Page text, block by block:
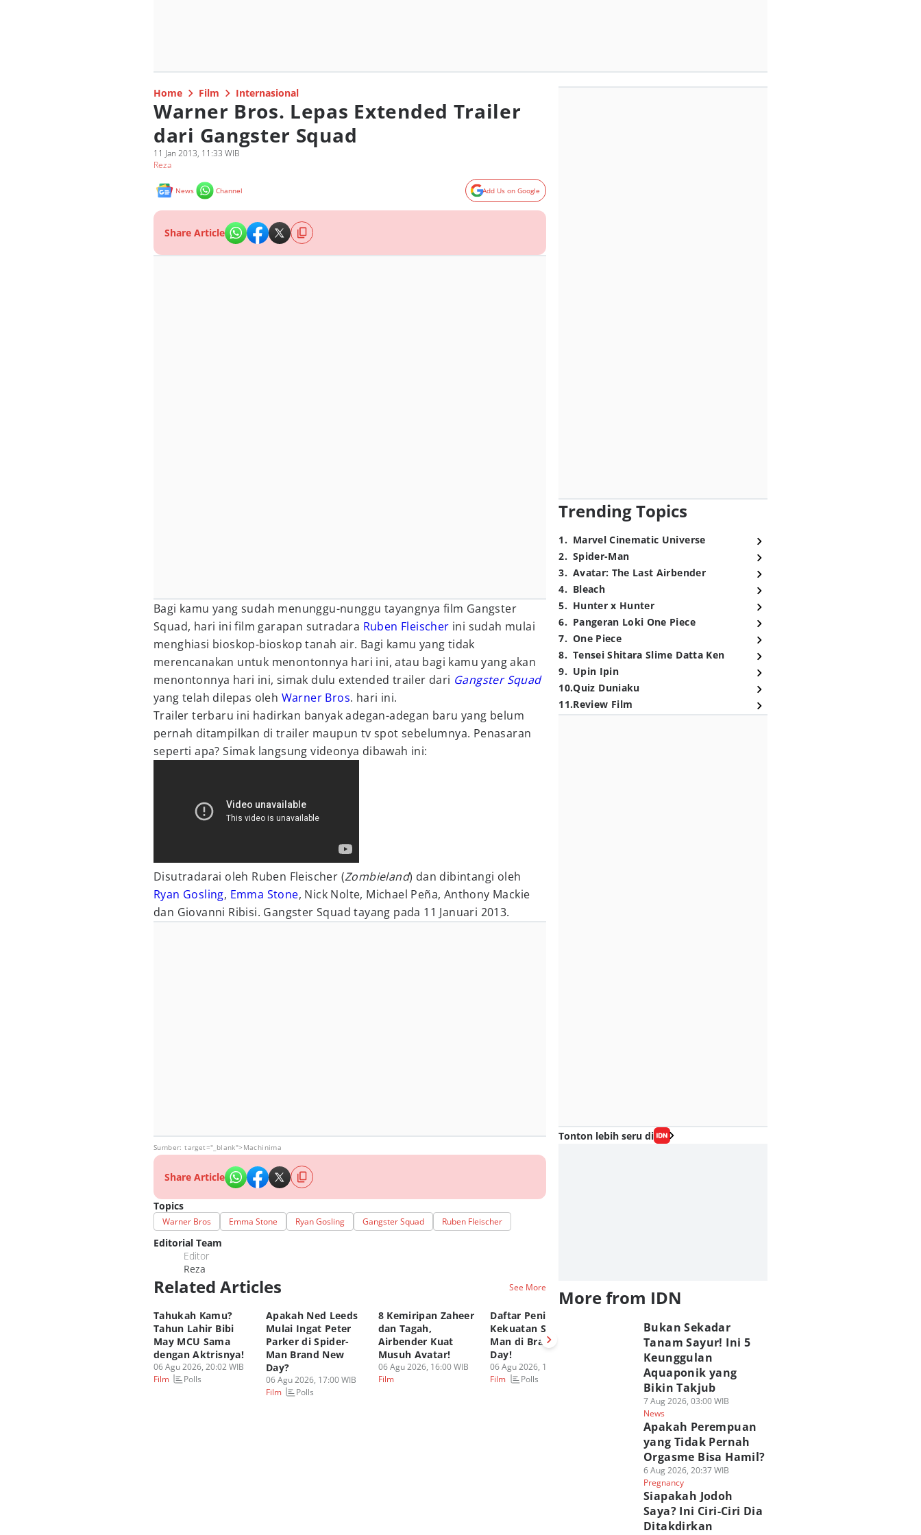
Home Film Internasional
Warner Bros. Lepas Extended Trailer
dari Gangster Squad
11 Jan 2013, 11:33 WIB
Reza
News Channel Add Us on Google
Share Article
Bagi kamu yang sudah menunggu-nunggu tayangnya film Gangster
Squad, hari ini film garapan sutradara Ruben Fleischer ini sudah mulai
menghiasi bioskop-bioskop tanah air. Bagi kamu yang tidak
merencanakan untuk menontonnya hari ini, atau bagi kamu yang akan
menontonnya hari ini, simak dulu extended trailer dari Gangster Squad
yang telah dilepas oleh Warner Bros. hari ini.
Trailer terbaru ini hadirkan banyak adegan-adegan baru yang belum
pernah ditampilkan di trailer maupun tv spot sebelumnya. Penasaran
seperti apa? Simak langsung videonya dibawah ini:
Disutradarai oleh Ruben Fleischer (Zombieland) dan dibintangi oleh
Ryan Gosling, Emma Stone, Nick Nolte, Michael Peña, Anthony Mackie
dan Giovanni Ribisi. Gangster Squad tayang pada 11 Januari 2013.
Sumber: target="_blank">Machinima
Share Article
Topics
Warner Bros Emma Stone Ryan Gosling Gangster Squad Ruben Fleischer
Editorial Team
Editor
Reza
Related Articles See More
Tahukah Kamu?
Tahun Lahir Bibi
May MCU Sama
dengan Aktrisnya!
06 Agu 2026, 20:02 WIB
Film
Polls
Apakah Ned Leeds
Mulai Ingat Peter
Parker di Spider-
Man Brand New
Day?
06 Agu 2026, 17:00 WIB
Film
Polls
8 Kemiripan Zaheer
dan Tagah,
Airbender Kuat
Musuh Avatar!
06 Agu 2026, 16:00 WIB
Film
Daftar Peningkatan
Kekuatan Spider-
Man di Brand New
Day!
06 Agu 2026, 13:00 WIB
Film
Polls
Lebih Ramah di
Spider-Man: Brand
New Day? Ini
Teorinya
06 Agu 2026, 12:00 WIB
Kesendirian 3
Karakter Penting di
Film
Trending Topics
1. Marvel Cinematic Universe
2. Spider-Man
3. Avatar: The Last Airbender
4. Bleach
5. Hunter x Hunter
6. Pangeran Loki One Piece
7. One Piece
8. Tensei Shitara Slime Datta Ken
9. Upin Ipin
10.Quiz Duniaku
11.Review Film
Tonton lebih seru di
More from IDN
Bukan Sekadar
Tanam Sayur! Ini 5
Keunggulan
Aquaponik yang
Bikin Takjub
7 Aug 2026, 03:00 WIB
News
Apakah Perempuan
yang Tidak Pernah
Orgasme Bisa Hamil?
6 Aug 2026, 20:37 WIB
Pregnancy
Siapakah Jodoh
Saya? Ini Ciri-Ciri Dia
Ditakdirkan